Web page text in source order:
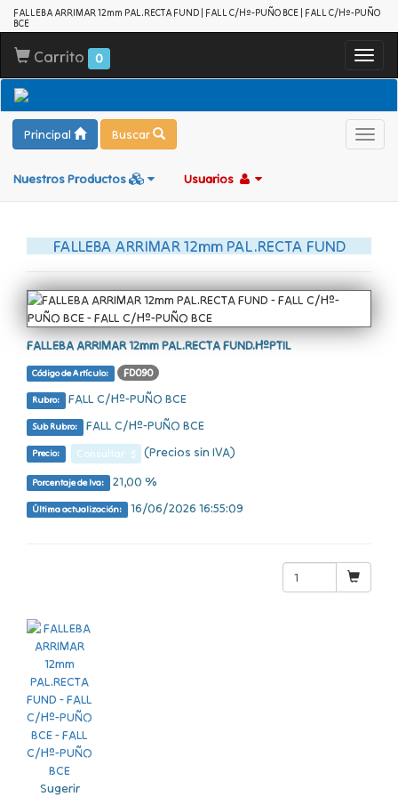
FALLEBA ARRIMAR 12mm PAL.RECTA FUND | FALL C/Hº-PUÑO BCE | FALL C/Hº-PUÑO
BCE
Carrito 0
Principal Buscar
Nuestros Productos Usuarios
FALLEBA ARRIMAR 12mm PAL.RECTA FUND
FALLEBA ARRIMAR 12mm PAL.RECTA FUND.HºPTIL
Código de Artículo: FD090
Rubro: FALL C/Hº-PUÑO BCE
Sub Rubro: FALL C/Hº-PUÑO BCE
Precio: Consultar $ (Precios sin IVA)
Porcentaje de Iva: 21,00 %
Última actualización: 16/06/2026 16:55:09
Sugerir